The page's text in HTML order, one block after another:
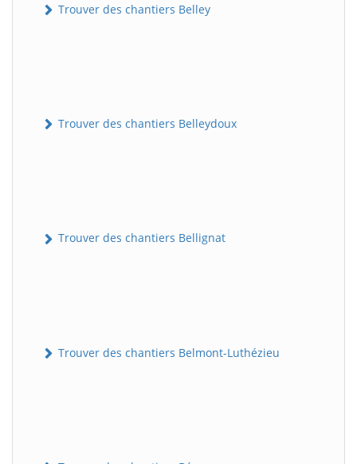
Trouver des chantiers Belley
Trouver des chantiers Belleydoux
Trouver des chantiers Bellignat
Trouver des chantiers Belmont-Luthézieu